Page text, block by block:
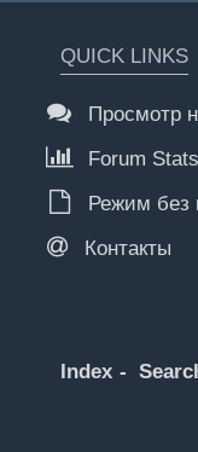
QUICK LINKS
Просмотр
Forum Stats
Режим без
Контакты
Index